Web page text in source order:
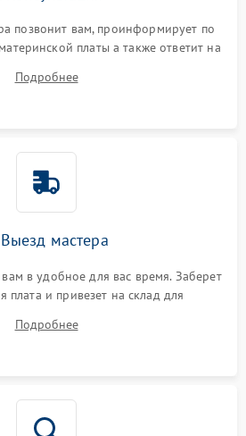
позвонит вам, проинформирует по
платы а также ответит на
Подробнее
мастера
в удобное для вас время. Заберет
плата и привезет на склад для
Подробнее